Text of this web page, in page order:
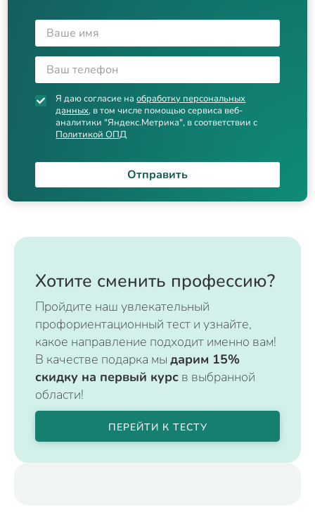
Я даю согласие наобработку персональных
данных, в том числе помощью сервиса веб-
аналитики "Яндекс.Метрика", в соответствии с
Политикой ОПД
Отправить
Хотите сменить профессию?
Пройдите наш увлекательный
профориентационный тест и узнайте,
какое направление подходит именно вам!
В качестве подарка мы дарим 15%
скидку на первый курс в выбранной
области!
ПЕРЕЙТИ К ТЕСТУ